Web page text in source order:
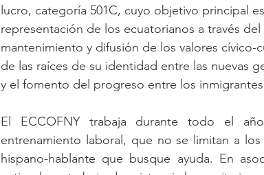
lucro, categoría 501C, cuyo objetivo principal
representación de los ecuatorianos a través del
mantenimiento y difusión de los valores cívico-
de las raíces de su identidad entre las nuevas
y el fomento del progreso entre los
El ECCOFNY trabaja durante todo el
entrenamiento laboral, que no se limitan a
hispano-hablante que busque ayuda. En